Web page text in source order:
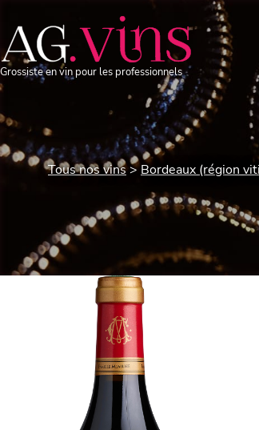
Grossiste en vin pour les professionnels
Tous nos vins Bordeaux (région